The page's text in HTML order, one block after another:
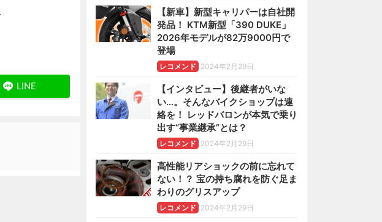
LINE
【新車】新型キャリパーは自社開
発品！ KTM新型「390 DUKE」
2026年モデルが82万9000円で
登場
レコメンド 2024年2月29日
【インタビュー】後継者がいな
い…。そんなバイクショップは連
絡を！ レッドバロンが本気で乗り
出す“事業継承”とは？
レコメンド 2024年2月29日
高性能リアショックの前に忘れて
ない！？ 宝の持ち腐れを防ぐ足ま
わりのグリスアップ
レコメンド 2024年2月29日